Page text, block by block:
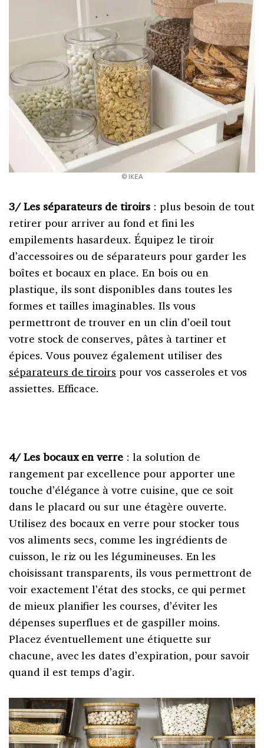
© IKEA
3/ Les séparateurs de tiroirs: plus besoin de tout
retirer pour arriver au fond et fini les
empilements hasardeux. Équipez le tiroir
d’accessoires ou de séparateurs pour garder les
boîtes et bocaux en place. En bois ou en
plastique, ils sont disponibles dans toutes les
formes et tailles imaginables. Ils vous
permettront de trouver en un clin d’oeil tout
votre stock de conserves, pâtes à tartiner et
épices. Vous pouvez également utiliser des
séparateurs de tiroirs pour vos casseroles et vos
assiettes. Efficace.
4/ Les bocaux en verre : la solution de
rangement par excellence pour apporter une
touche d’élégance à votre cuisine, que ce soit
dans le placard ou sur une étagère ouverte.
Utilisez des bocaux en verre pour stocker tous
vos aliments secs, comme les ingrédients de
cuisson, le riz ou les légumineuses. En les
choisissant transparents, ils vous permettront de
voir exactement l’état des stocks, ce qui permet
de mieux planifier les courses, d’éviter les
dépenses superflues et de gaspiller moins.
Placez éventuellement une étiquette sur
chacune, avec les dates d’expiration, pour savoir
quand il est temps d’agir.